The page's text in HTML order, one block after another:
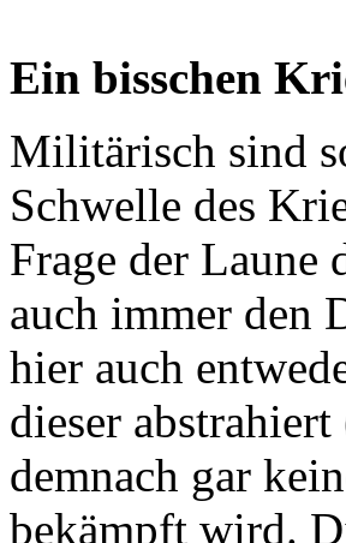
Ein bisschen
Militärisch sind
Schwelle des
Frage der Laune
auch immer den
hier auch
dieser
demnach gar
bekämpft wird.